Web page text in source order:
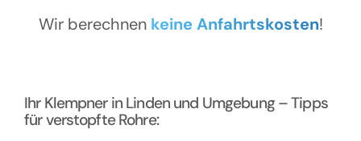
Wir berechnen keine Anfahrtskosten!
Ihr Klempner in Linden und Umgebung – Tipps
für verstopfte Rohre: